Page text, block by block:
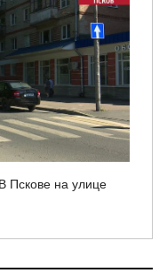
Пскове на улице